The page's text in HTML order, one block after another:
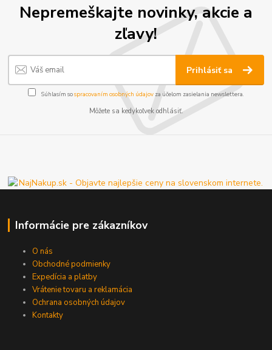
Nepremeškajte novinky, akcie a
zľavy!
Prihlásiť sa
Súhlasím sospracovaním osobných údajov za účelom zasielania newslettera.
Môžete sa kedykoľvek odhlásiť.
Informácie pre zákazníkov
O nás
Obchodné podmienky
Expedícia a platby
Vrátenie tovaru a reklamácia
Ochrana osobných údajov
Kontakty